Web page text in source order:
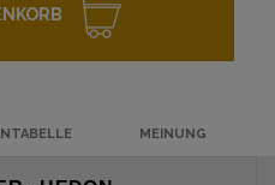
MEINUNG